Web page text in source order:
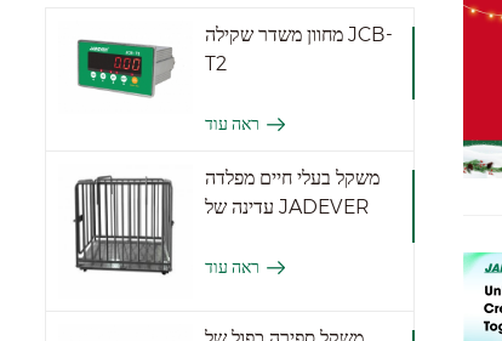
מחוון משדר שקילה JCB-
T2
ראה עוד
משקל בעלי חיים מפלדה
עדינה של JADEVER
ראה עוד